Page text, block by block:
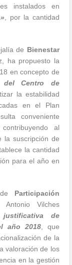
instalados en
, por la cantidad
de Bienestar
ha propuesto la
en concepto de
Centro de
la estabilidad
en el Plan
conveniente
al
la suscripción de
la cantidad
para el año en
Participación
Antonio Vilches
justificativa de
año 2018, que
de la
valoración de los
en la gestión